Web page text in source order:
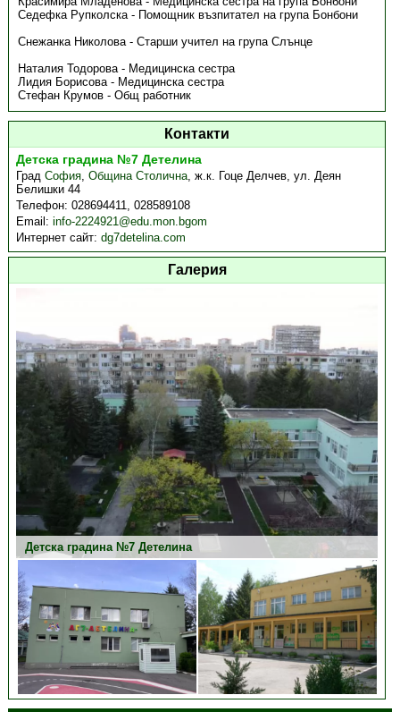
Седефка Рупколска - Помощник възпитател на група Бонбони
Снежанка Николова - Старши учител на група Слънце
Наталия Тодорова - Медицинска сестра
Лидия Борисова - Медицинска сестра
Стефан Крумов - Общ работник
Контакти
Детска градина №7 Детелина
ГрадСофия,Община Столична,ж.к. Гоце Делчев, ул. Деян
Белишки 44
Телефон:028694411, 028589108
Email:info-2224921@edu.mon.bgom
Интернет сайт:dg7detelina.com
Галерия
Детска градина №7 Детелина
Детска градина №7 Детелина